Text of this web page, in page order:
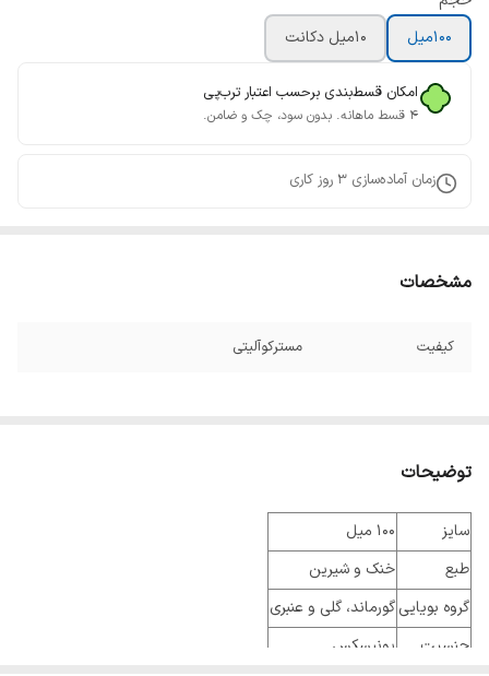
100میل
10میل دکانت
امکان قسط‌بندی برحسب اعتبار ترب‌پی
۴ قسط ماهانه. بدون سود، چک و ضامن.
زمان آماده‌سازی 3 روز کاری
مشخصات
کیفیت مسترکوآلیتی
توضیحات
سایز
100 میل
طبع
خنک و شیرین
گروه بویاییگورماند، گلی و عنبری
جنسیت
یونیسکس